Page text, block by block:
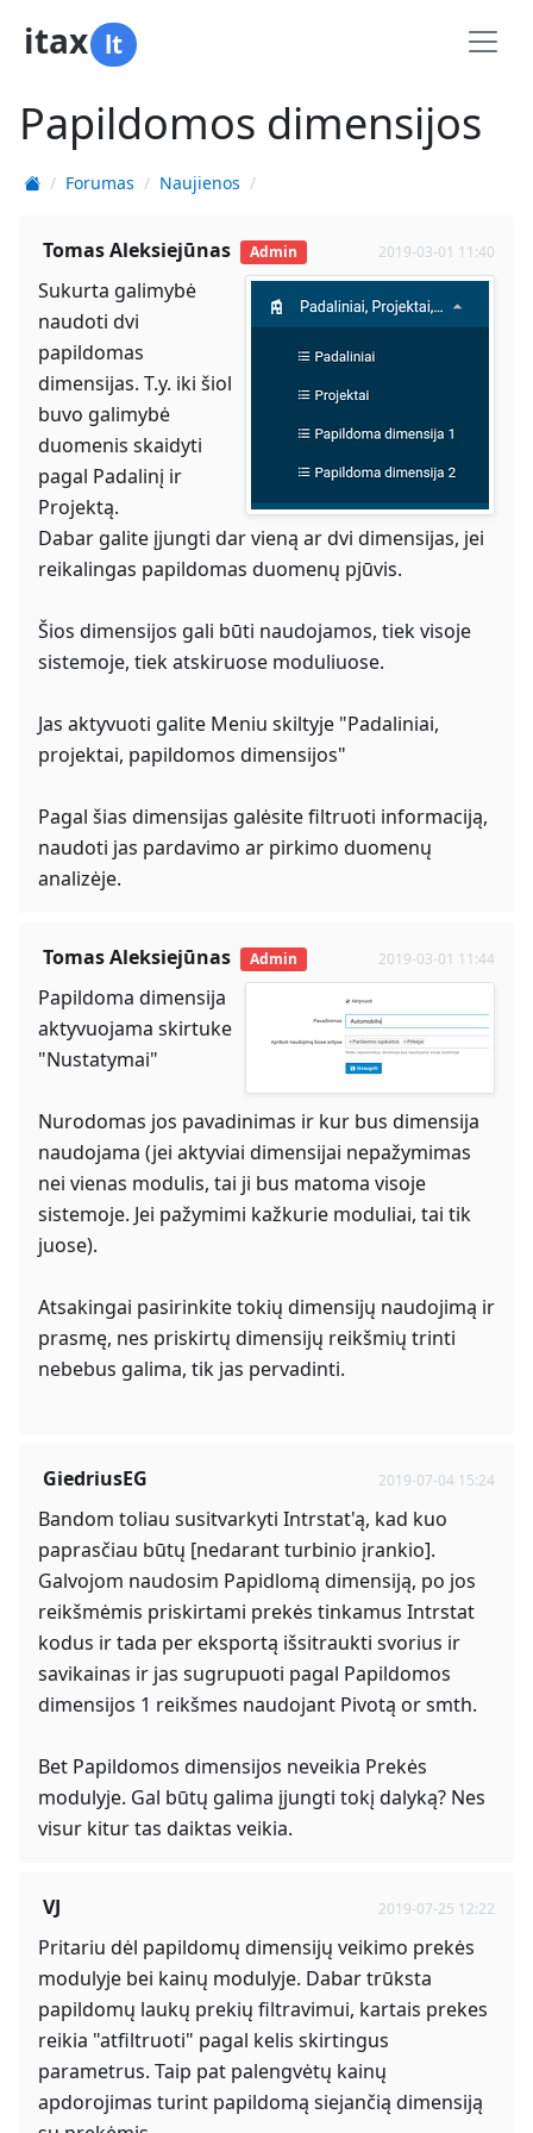
itax lt
Papildomos dimensijos
Forumas Naujienos
Tomas Aleksiejūnas Admin 2019-03-01 11:40
Sukurta galimybė
naudoti dvi
papildomas
dimensijas. T.y. iki šiol
buvo galimybė
duomenis skaidyti
pagal Padalinį ir
Projektą.
Dabar galite įjungti dar vieną ar dvi dimensijas, jei
reikalingas papildomas duomenų pjūvis.
Šios dimensijos gali būti naudojamos, tiek visoje
sistemoje, tiek atskiruose moduliuose.
Jas aktyvuoti galite Meniu skiltyje "Padaliniai,
projektai, papildomos dimensijos"
Pagal šias dimensijas galėsite filtruoti informaciją,
naudoti jas pardavimo ar pirkimo duomenų
analizėje.
Tomas Aleksiejūnas Admin 2019-03-01 11:44
Papildoma dimensija
aktyvuojama skirtuke
"Nustatymai"
Nurodomas jos pavadinimas ir kur bus dimensija
naudojama (jei aktyviai dimensijai nepažymimas
nei vienas modulis, tai ji bus matoma visoje
sistemoje. Jei pažymimi kažkurie moduliai, tai tik
juose).
Atsakingai pasirinkite tokių dimensijų naudojimą ir
prasmę, nes priskirtų dimensijų reikšmių trinti
nebebus galima, tik jas pervadinti.
GiedriusEG 2019-07-04 15:24
Bandom toliau susitvarkyti Intrstat'ą, kad kuo
paprasčiau būtų [nedarant turbinio įrankio].
Galvojom naudosim Papidlomą dimensiją, po jos
reikšmėmis priskirtami prekės tinkamus Intrstat
kodus ir tada per eksportą išsitraukti svorius ir
savikainas ir jas sugrupuoti pagal Papildomos
dimensijos 1 reikšmes naudojant Pivotą or smth.
Bet Papildomos dimensijos neveikia Prekės
modulyje. Gal būtų galima įjungti tokį dalyką? Nes
visur kitur tas daiktas veikia.
VJ 2019-07-25 12:22
Pritariu dėl papildomų dimensijų veikimo prekės
modulyje bei kainų modulyje. Dabar trūksta
papildomų laukų prekių filtravimui, kartais prekes
reikia "atfiltruoti" pagal kelis skirtingus
parametrus. Taip pat palengvėtų kainų
apdorojimas turint papildomą siejančią dimensiją